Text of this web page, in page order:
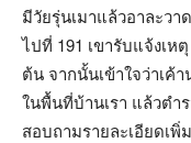
มีวัยรุ่นเมาแล้วอาละว
ไปที่ 191 เขารับแจ้งเห
ต้น จากนั้นเข้าใจว่าเค้
ในพื้นที่บ้านเรา แล้วตำ
สอบถามรายละเอียดเ